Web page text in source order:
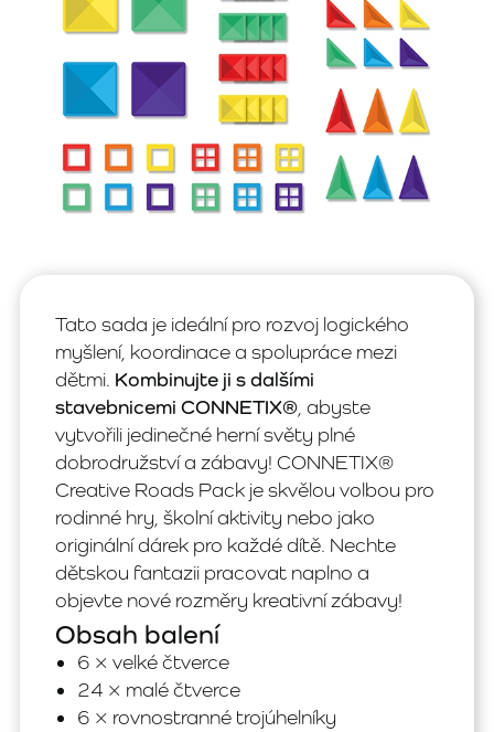
Tato sada je ideální pro rozvoj logického
myšlení, koordinace a spolupráce mezi
dětmi. Kombinujte ji s dalšími
stavebnicemi CONNETIX® , abyste
vytvořili jedinečné herní světy plné
dobrodružství a zábavy! CONNETIX®
Creative Roads Pack je skvělou volbou pro
rodinné hry, školní aktivity nebo jako
originální dárek pro každé dítě. Nechte
dětskou fantazii pracovat naplno a
objevte nové rozměry kreativní zábavy!
Obsah balení
6 × velké čtverce
24 × malé čtverce
6 × rovnostranné trojúhelníky